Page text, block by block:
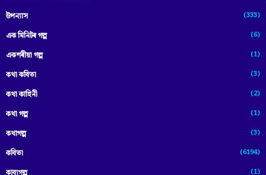
উপন্যাস (333)
এক মিনিটৰ গল্প (6)
একশৰীয়া গল্প (1)
কথা কবিতা (3)
কথা কাহিনী (2)
কথা গল্প (1)
কথাগল্প (3)
কবিতা (6194)
(1)